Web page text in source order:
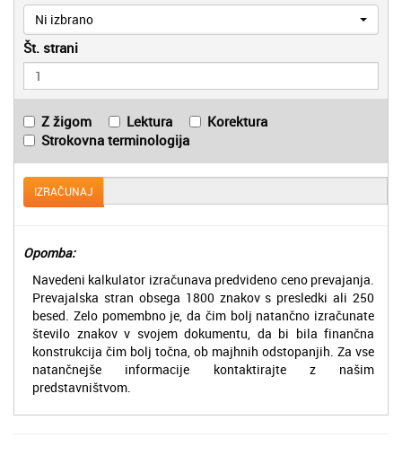
Ni izbrano
Št. strani
Z žigom Lektura
Korektura
Strokovna terminologija
IZRAČUNAJ
Opomba:
Navedeni kalkulator izračunava predvideno ceno prevajanja.
Prevajalska stran obsega 1800 znakov s presledki ali 250
besed. Zelo pomembno je, da čim bolj natančno izračunate
število znakov v svojem dokumentu, da bi bila finančna
konstrukcija čim bolj točna, ob majhnih odstopanjih. Za vse
natančnejše informacije kontaktirajte z našim
predstavništvom.